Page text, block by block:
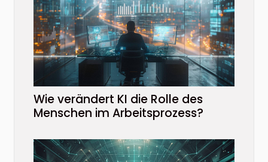
Wie verändert KI die Rolle des
Menschen im Arbeitsprozess?